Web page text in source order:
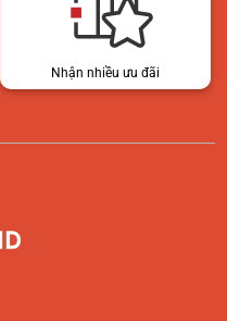
Nhận nhiều ưu đãi